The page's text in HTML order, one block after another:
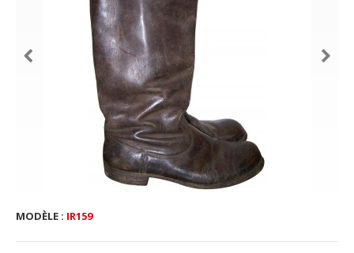
MODÈLE : IR159